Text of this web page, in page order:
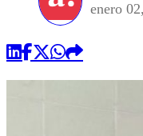
enero